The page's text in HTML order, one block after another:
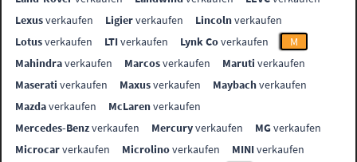
Lexusverkaufen Ligierverkaufen Lincolnverkaufen
Lotusverkaufen LTIverkaufen Lynk Coverkaufen
M
Mahindraverkaufen Marcosverkaufen Maruti verkaufen
Maserati verkaufen Maxusverkaufen Maybachverkaufen
Mazdaverkaufen McLarenverkaufen
Mercedes-Benzverkaufen Mercuryverkaufen MGverkaufen
Microcarverkaufen Microlinoverkaufen MINIverkaufen